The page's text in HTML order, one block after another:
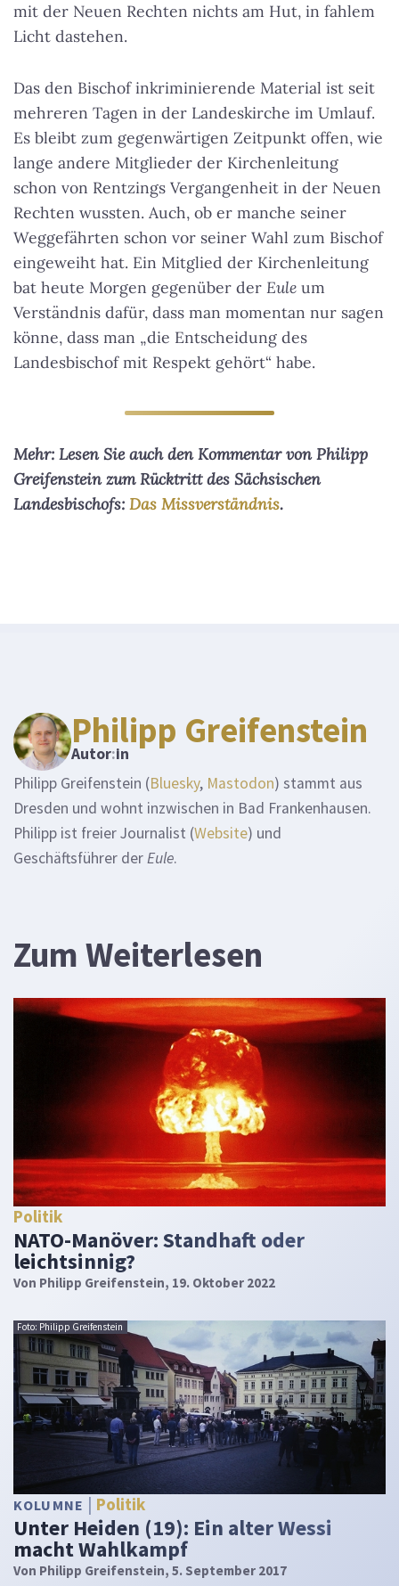
mit der Neuen Rechten nichts am Hut, in fahlem
Licht dastehen.
Das den Bischof inkriminierende Material ist seit
mehreren Tagen in der Landeskirche im Umlauf.
Es bleibt zum gegenwärtigen Zeitpunkt offen, wie
lange andere Mitglieder der Kirchenleitung
schon von Rentzings Vergangenheit in der Neuen
Rechten wussten. Auch, ob er manche seiner
Weggefährten schon vor seiner Wahl zum Bischof
eingeweiht hat. Ein Mitglied der Kirchenleitung
bat heute Morgen gegenüber der Eule um
Verständnis dafür, dass man momentan nur sagen
könne, dass man „die Entscheidung des
Landesbischof mit Respekt gehört“ habe.
Mehr: Lesen Sie auch den Kommentar von Philipp
Greifenstein zum Rücktritt des Sächsischen
Landesbischofs: Das Missverständnis.
Philipp Greifenstein
Autor:in
Philipp Greifenstein (Bluesky, Mastodon) stammt aus
Dresden und wohnt inzwischen in Bad Frankenhausen.
Philipp ist freier Journalist (Website) und
Geschäftsführer derEule.
Zum Weiterlesen
Politik
NATO-Manöver: Standhaft oder
leichtsinnig?
Von Philipp Greifenstein, 19. Oktober 2022
Foto: Philipp Greifenstein
KOLUMNE Politik
Unter Heiden (19): Ein alter Wessi
macht Wahlkampf
Von Philipp Greifenstein, 5. September 2017